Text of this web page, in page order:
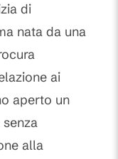
di
nata da una
ai
aperto un
alla